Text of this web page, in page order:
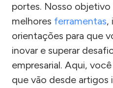
portes. Nosso objetivo
melhores ferramentas,
orientações para que
inovar e superar
empresarial. Aqui,
que vão desde